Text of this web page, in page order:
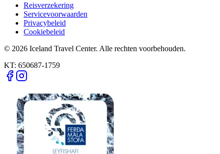
Reisverzekering
Servicevoorwaarden
Privacybeleid
Cookiebeleid
© 2026 Iceland Travel Center. Alle rechten voorbehouden.
KT: 650687-1759